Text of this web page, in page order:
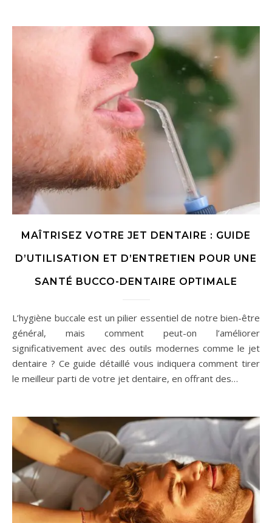
MAÎTRISEZ VOTRE JET DENTAIRE : GUIDE
D’UTILISATION ET D’ENTRETIEN POUR UNE
SANTÉ BUCCO-DENTAIRE OPTIMALE
L’hygiène buccale est un pilier essentiel de notre bien-être
général, mais comment peut-on l’améliorer
significativement avec des outils modernes comme le jet
dentaire ? Ce guide détaillé vous indiquera comment tirer
le meilleur parti de votre jet dentaire, en offrant des…